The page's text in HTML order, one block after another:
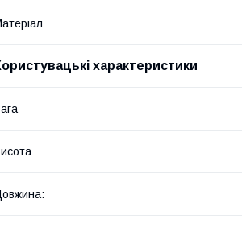
характеристики